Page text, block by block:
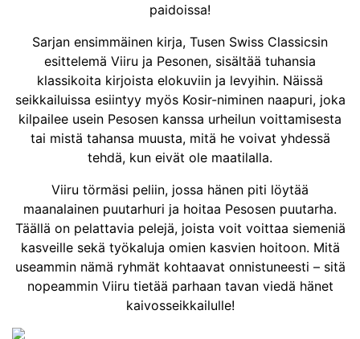
paidoissa!
Sarjan ensimmäinen kirja, Tusen Swiss Classicsin
esittelemä Viiru ja Pesonen, sisältää tuhansia
klassikoita kirjoista elokuviin ja levyihin. Näissä
seikkailuissa esiintyy myös Kosir-niminen naapuri, joka
kilpailee usein Pesosen kanssa urheilun voittamisesta
tai mistä tahansa muusta, mitä he voivat yhdessä
tehdä, kun eivät ole maatilalla.
Viiru törmäsi peliin, jossa hänen piti löytää
maanalainen puutarhuri ja hoitaa Pesosen puutarha.
Täällä on pelattavia pelejä, joista voit voittaa siemeniä
kasveille sekä työkaluja omien kasvien hoitoon. Mitä
useammin nämä ryhmät kohtaavat onnistuneesti – sitä
nopeammin Viiru tietää parhaan tavan viedä hänet
kaivosseikkailulle!